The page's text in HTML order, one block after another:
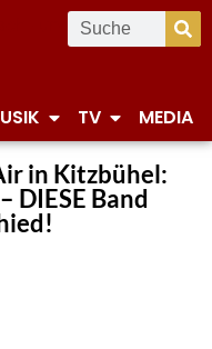
TV MEDIA
in Kitzbühel:
DIESE Band